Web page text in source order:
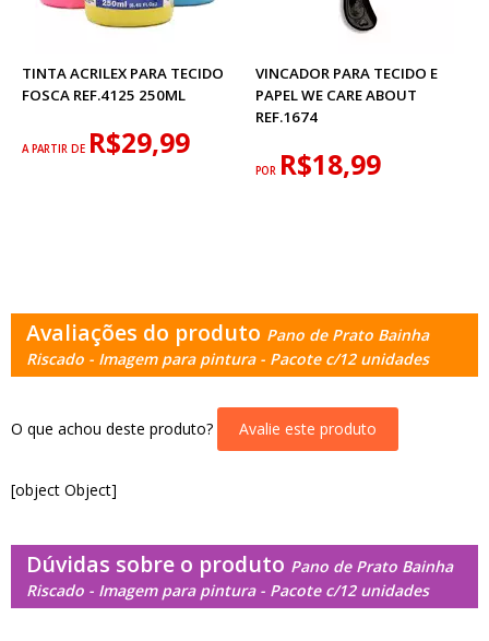
TINTA ACRILEX PARA TECIDO
FOSCA REF.4125 250ML
A PARTIR DE R$29,99
VINCADOR PARA TECIDO E
PAPEL WE CARE ABOUT
REF.1674
POR R$18,99
Avaliações do produto Pano de Prato Bainha
Riscado - Imagem para pintura - Pacote c/12 unidades
O que achou deste produto? Avalie este produto
[object Object]
Dúvidas sobre o produto Pano de Prato Bainha
Riscado - Imagem para pintura - Pacote c/12 unidades